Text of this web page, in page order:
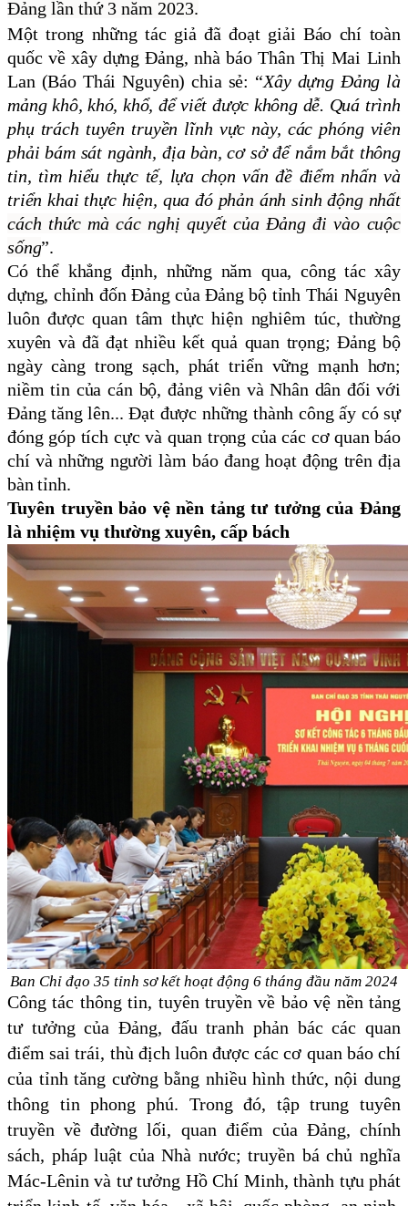
Đảng lần thứ 3 năm 2023.
Một trong những tác giả đã đoạt giải Báo chí toàn
quốc về xây dựng Đảng, nhà báo Thân Thị Mai Linh
Lan (Báo Thái Nguyên) chia sẻ: “Xây dựng Đảng là
mảng khô, khó, khổ, để viết được không dễ. Quá trình
phụ trách tuyên truyền lĩnh vực này, các phóng viên
phải bám sát ngành, địa bàn, cơ sở để nắm bắt thông
tin, tìm hiểu thực tế, lựa chọn vấn đề điểm nhấn và
triển khai thực hiện, qua đó phản ánh sinh động nhất
cách thức mà các nghị quyết của Đảng đi vào cuộc
sống”.
Có thể khẳng định, những năm qua, công tác xây
dựng, chỉnh đốn Đảng của Đảng bộ tỉnh Thái Nguyên
luôn được quan tâm thực hiện nghiêm túc, thường
xuyên và đã đạt nhiều kết quả quan trọng; Đảng bộ
ngày càng trong sạch, phát triển vững mạnh hơn;
niềm tin của cán bộ, đảng viên và Nhân dân đối với
Đảng tăng lên... Đạt được những thành công ấy có sự
đóng góp tích cực và quan trọng của các cơ quan báo
chí và những người làm báo đang hoạt động trên địa
bàn tỉnh.
Tuyên truyền bảo vệ nền tảng tư tưởng của Đảng
là nhiệm vụ thường xuyên, cấp bách
Ban Chỉ đạo 35 tỉnh sơ kết hoạt động 6 tháng đầu năm 2024
Công tác thông tin, tuyên truyền về bảo vệ nền tảng
tư tưởng của Đảng, đấu tranh phản bác các quan
điểm sai trái, thù địch luôn được các cơ quan báo chí
của tỉnh tăng cường bằng nhiều hình thức, nội dung
thông tin phong phú. Trong đó, tập trung tuyên
truyền về đường lối, quan điểm của Đảng, chính
sách, pháp luật của Nhà nước; truyền bá chủ nghĩa
Mác-Lênin và tư tưởng Hồ Chí Minh, thành tựu phát